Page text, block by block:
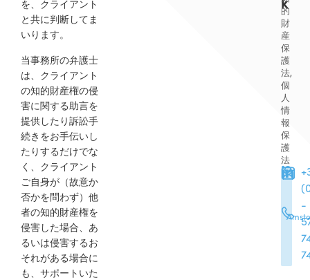
を、クライアント
と共に判断してま
いります。
当事務所の弁護士
は、クライアント
の知的財産権の侵
害に関する助言を
提供したり訴訟手
続きをお手伝いし
たりするだけでな
く、クライアント
ご自身が（故意か
否かを問わず）他
者の知的財産権を
侵害した場合、あ
るいは侵害するお
それがある場合に
も、サポートいた
的
財
産
保
護
法,
個
人
情
報
保
護
法
-